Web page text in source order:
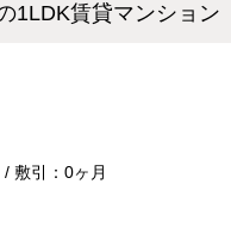
1LDK賃貸マンション
引：0ヶ月